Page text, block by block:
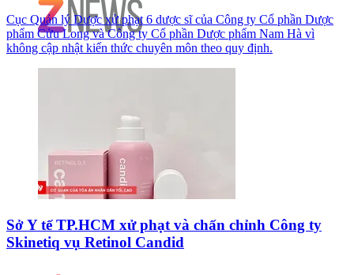
Cục Quản lý Dược xử phạt 6 dược sĩ của Công ty Cổ phần Dược
phẩm Cửu Long và Công ty Cổ phần Dược phẩm Nam Hà vì
không cập nhật kiến thức chuyên môn theo quy định.
Sở Y tế TP.HCM xử phạt và chấn chỉnh Công ty
Skinetiq vụ Retinol Candid